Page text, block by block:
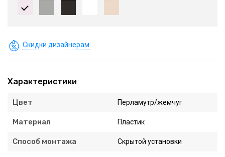
Скидки дизайнерам
Характеристики
Цвет Перламутр/жемчуг
Материал Пластик
Способ монтажа Скрытой установки